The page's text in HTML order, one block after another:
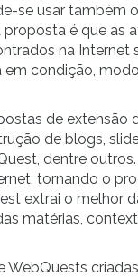
se usar também
é que as
na Internet
condição,
de
de blogs,
dentre
tornando o
extrai o melhor
matérias,
WebQuests